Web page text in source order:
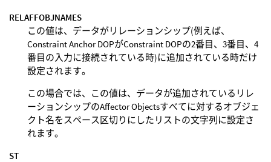
RELAFFOBJNAMES
この値は、データがリレーションシップ(例えば、
Constraint Anchor DOPがConstraint DOPの2番目、3番目、4
番目の入力に接続されている時)に追加されている時だけ
設定されます。
この場合では、この値は、データが追加されているリレ
ーションシップのAffector Objectsすべてに対するオブジェ
クト名をスペース区切りにしたリストの文字列に設定さ
れます。
ST